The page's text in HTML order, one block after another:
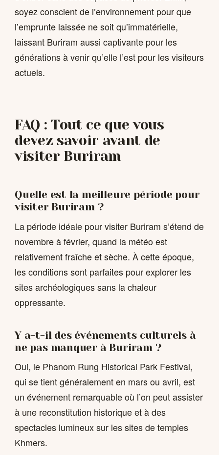
soyez conscient de l’environnement pour que
l’emprunte laissée ne soit qu’immatérielle,
laissant Buriram aussi captivante pour les
générations à venir qu’elle l’est pour les visiteurs
actuels.
FAQ : Tout ce que vous
devez savoir avant de
visiter Buriram
Quelle est la meilleure période pour
visiter Buriram ?
La période idéale pour visiter Buriram s’étend de
novembre à février, quand la météo est
relativement fraîche et sèche. À cette époque,
les conditions sont parfaites pour explorer les
sites archéologiques sans la chaleur
oppressante.
Y a-t-il des événements culturels à
ne pas manquer à Buriram ?
Oui, le Phanom Rung Historical Park Festival,
qui se tient généralement en mars ou avril, est
un événement remarquable où l’on peut assister
à une reconstitution historique et à des
spectacles lumineux sur les sites de temples
Khmers.